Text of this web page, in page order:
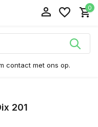
0
met ons op.
201